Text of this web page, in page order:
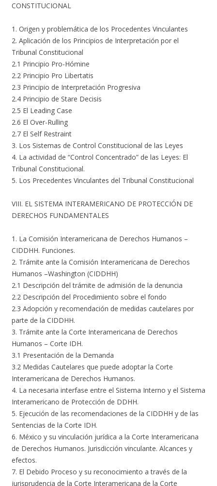
CONSTITUCIONAL
1. Origen y problemática de los Procedentes Vinculantes
2. Aplicación de los Principios de Interpretación por el
Tribunal Constitucional
2.1 Principio Pro-Hómine
2.2 Principio Pro Libertatis
2.3 Principio de Interpretación Progresiva
2.4 Principio de Stare Decisis
2.5 El Leading Case
2.6 El Over-Rulling
2.7 El Self Restraint
3. Los Sistemas de Control Constitucional de las Leyes
4. La actividad de “Control Concentrado” de las Leyes: El
Tribunal Constitucional.
5. Los Precedentes Vinculantes del Tribunal Constitucional
VIII. EL SISTEMA INTERAMERICANO DE PROTECCIÓN DE
DERECHOS FUNDAMENTALES
1. La Comisión Interamericana de Derechos Humanos –
CIDDHH. Funciones.
2. Trámite ante la Comisión Interamericana de Derechos
Humanos –Washington (CIDDHH)
2.1 Descripción del trámite de admisión de la denuncia
2.2 Descripción del Procedimiento sobre el fondo
2.3 Adopción y recomendación de medidas cautelares por
parte de la CIDDHH.
3. Trámite ante la Corte Interamericana de Derechos
Humanos – Corte IDH.
3.1 Presentación de la Demanda
3.2 Medidas Cautelares que puede adoptar la Corte
Interamericana de Derechos Humanos.
4. La necesaria interfase entre el Sistema Interno y el Sistema
Interamericano de Protección de DDHH.
5. Ejecución de las recomendaciones de la CIDDHH y de las
Sentencias de la Corte IDH.
6. México y su vinculación jurídica a la Corte Interamericana
de Derechos Humanos. Jurisdicción vinculante. Alcances y
efectos.
7. El Debido Proceso y su reconocimiento a través de la
jurisprudencia de la Corte Interamericana de la Corte